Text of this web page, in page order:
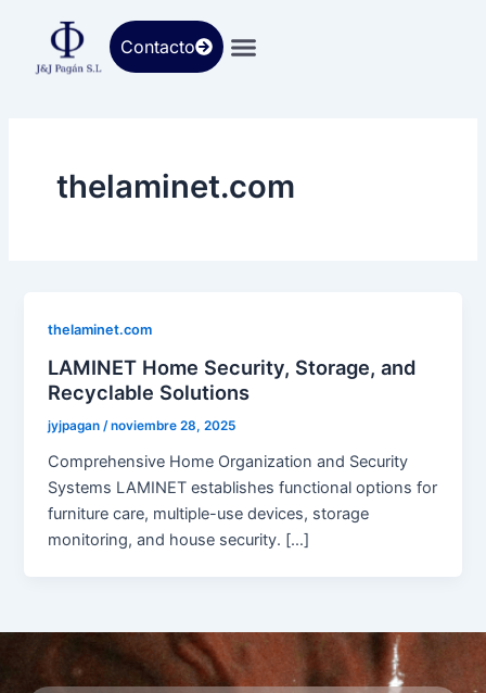
contenido
Contacto
thelaminet.com
thelaminet.com
LAMINET Home Security, Storage, and
Recyclable Solutions
jyjpagan/noviembre 28, 2025
Comprehensive Home Organization and Security
Systems LAMINET establishes functional options for
furniture care, multiple-use devices, storage
monitoring, and house security. […]